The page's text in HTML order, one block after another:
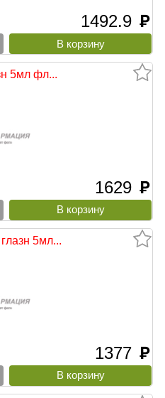
1492.9 руб
5мл фл...
1629 руб
5мл...
1377 руб